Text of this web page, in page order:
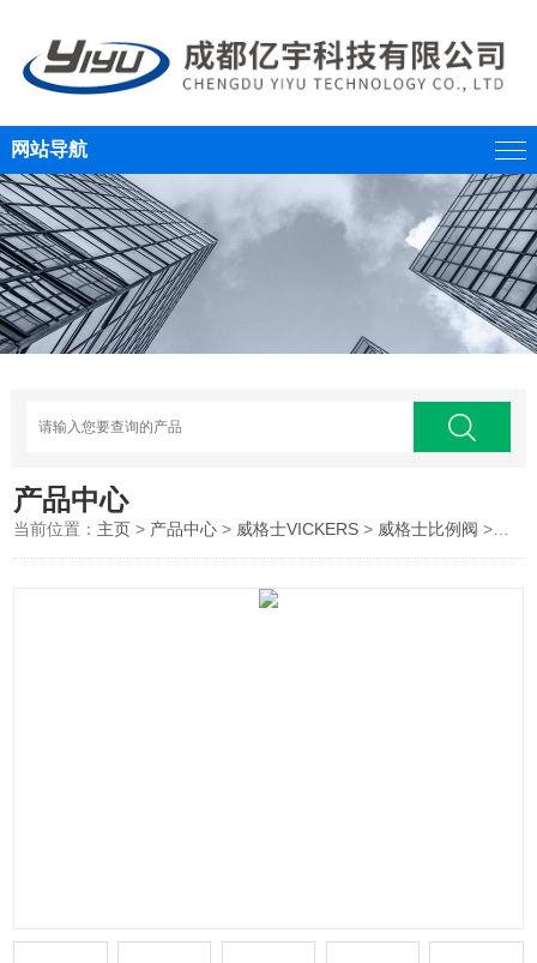
网站导航
产品中心
当前位置： 主页 > 产品中心 > 威格士VICKERS > 威格士比例阀 >液压比例阀威格士VICKERS代理